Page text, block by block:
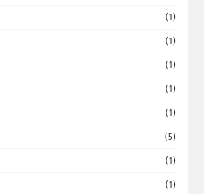
(1)
(1)
(1)
(1)
(1)
(5)
(1)
(1)